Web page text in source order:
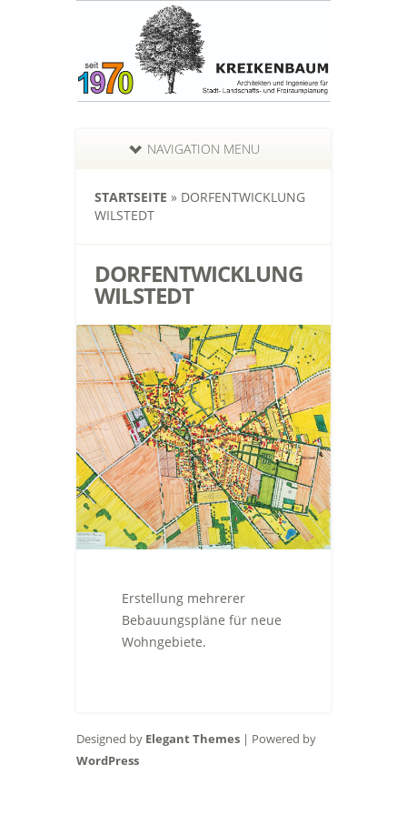
NAVIGATION MENU
STARTSEITE » DORFENTWICKLUNG
WILSTEDT
DORFENTWICKLUNG
WILSTEDT
Erstellung mehrerer
Bebauungspläne für neue
Wohngebiete.
Designed by Elegant Themes | Powered by
WordPress